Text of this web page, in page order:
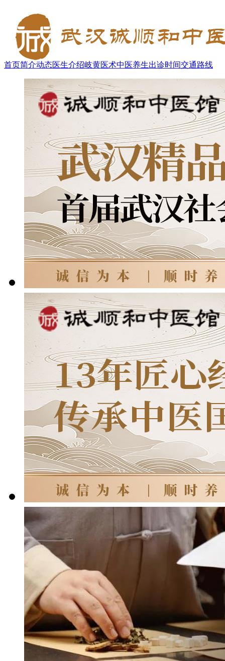
首页简介动态医生介绍岐黄医术中医养生出诊时间交通路线